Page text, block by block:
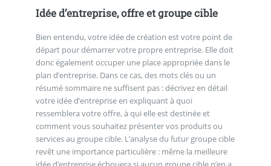
Idée d’entreprise, offre et groupe cible
Bien entendu, votre idée de création est votre point de
départ pour démarrer votre propre entreprise. Elle doit
donc également occuper une place appropriée dans le
plan d’entreprise. Dans ce cas, des mots clés ou un
résumé sommaire ne suffisent pas : décrivez en détail
votre idée d’entreprise en expliquant à quoi
ressemblera votre offre, à qui elle est destinée et
comment vous souhaitez présenter vos produits ou
services au groupe cible. L’analyse du futur groupe cible
revêt une importance particulière : même la meilleure